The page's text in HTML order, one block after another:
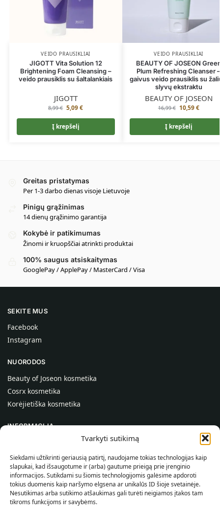
Tvarkyti sutikimą
Siekdami užtikrinti geriausią patirtį, naudojame tokias technologijas kaip
slapukai, kad išsaugotume ir (arba) gautume prieigą prie įrenginio
informacijos. Sutikdami su šiomis technologijomis galėsime apdoroti
tokius duomenis kaip naršymo elgsena ar unikalūs ID šioje svetainėje.
Nesutikimas arba sutikimo atšaukimas gali turėti neigiamos įtakos tam
tikroms funkcijoms ir savybėms.
VEIDO PRAUSIKLIAI
JIGOTT Vita Solution 12
Brightening Foam Cleansing –
veido prausiklis su šaltalankiais
JIGOTT
8,99€ 5,09€
Į krepšelį
VEIDO PRAUSIKLIAI
BEAUTY OF JOSEON
Plum Refreshing Cleanser
gaivus veido prausiklis su
slyvų ekstraktu
BEAUTY OF JOSEON
16,99€ 10,59€
Į krepšelį
Greitas pristatymas
Per 1-3 darbo dienas visoje Lietuvoje
Pinigų grąžinimas
14 dienų grąžinimo garantija
Kokybė ir patikimumas
Žinomi ir kruopščiai atrinkti produktai
100% saugus atsiskaitymas
GooglePay / ApplePay / MasterCard / Visa
SEKITE MUS
Facebook
Instagram
NUORODOS
Beauty of Joseon kosmetika
Cosrx kosmetika
Korėjietiška kosmetika
INFORMACIJA
Kontaktai
Pagalba
INFORMACIJA PIRKĖJUI
Pristatymo sąlygos